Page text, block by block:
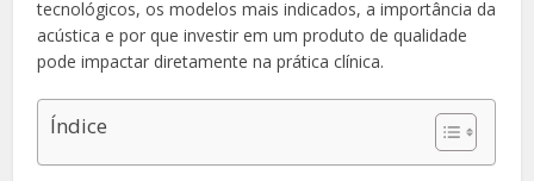
tecnológicos, os modelos mais indicados, a importância da
acústica e por que investir em um produto de qualidade
pode impactar diretamente na prática clínica.
Índice